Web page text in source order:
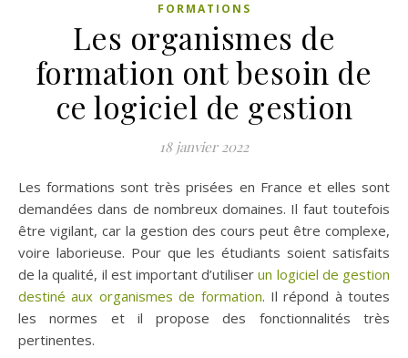
FORMATIONS
Les organismes de
formation ont besoin de
ce logiciel de gestion
18 janvier 2022
Les formations sont très prisées en France et elles sont
demandées dans de nombreux domaines. Il faut toutefois
être vigilant, car la gestion des cours peut être complexe,
voire laborieuse. Pour que les étudiants soient satisfaits
de la qualité, il est important d’utiliserun logiciel de gestion
destiné aux organismes de formation. Il répond à toutes
les normes et il propose des fonctionnalités très
pertinentes.